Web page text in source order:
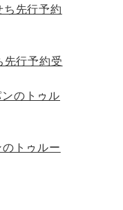
行予約受
トゥルー